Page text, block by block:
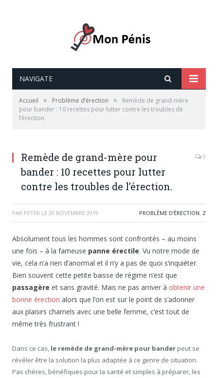
NAVIGATE
Accueil » Problème d’érection »
Remède de grand-mère
pour bander : 10 recettes pour lutter contre les troubles de
l’érection.
Remède de grand-mère pour
bander : 10 recettes pour lutter
contre les troubles de l’érection.
0
PAR PETER LE 20 NOVEMBRE 2019 PROBLÈME D’ÉRECTION, Z
Absolument tous les hommes sont confrontés – au moins
une fois – à la fameuse panne érectile. Vu notre mode de
vie, cela n’a rien d’anormal et il n’y a pas de quoi s’inquiéter.
Bien souvent cette petite baisse de régime n’est que
passagère et sans gravité. Mais ne pas arriver à obtenir une
bonne érection alors que l’on est sur le point de s’adonner
aux plaisirs charnels avec une belle femme, c’est tout de
même très frustrant !
Dans ce cas, le remède de grand-mère pour bander peut se
révéler être la solution la plus adaptée à ce genre de situation.
Pas chères, bénéfiques pour la santé et simples à préparer, les